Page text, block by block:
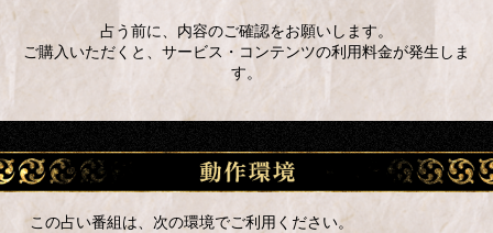
占う前に、内容のご確認をお願いします。
ご購入いただくと、サービス・コンテンツの利用料金が発生しま
す。
この占い番組は、次の環境でご利用ください。